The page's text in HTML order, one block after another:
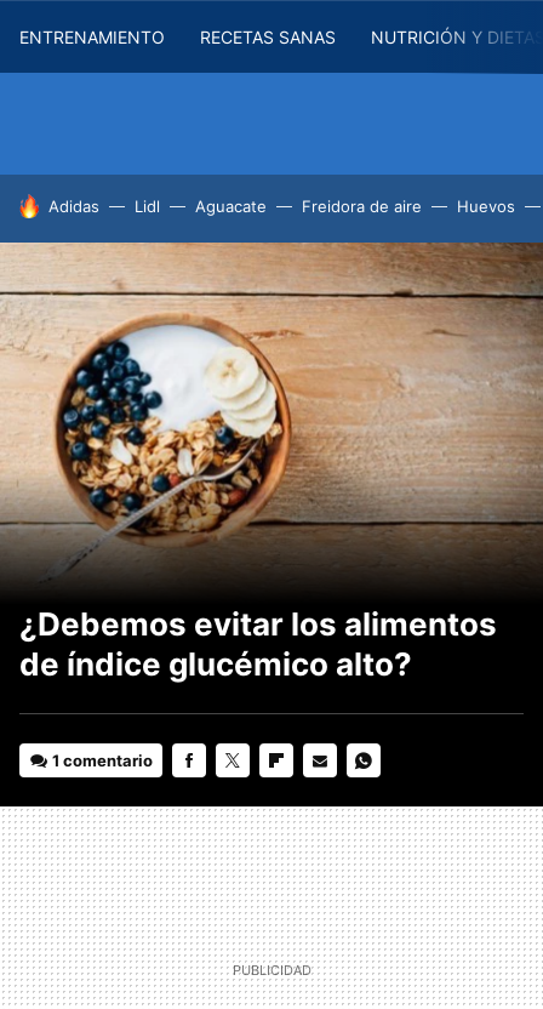
ENTRENAMIENTO RECETAS SANAS NUTRICIÓN Y
HOY SE HABLA DE
Adidas Lidl Aguacate Freidora de aire Huevos
¿Debemos evitar los alimentos
de índice glucémico alto?
1 comentario
MAIL